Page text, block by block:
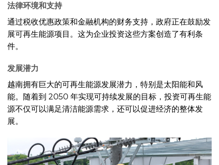
法律环境和支持
通过税收优惠政策和金融机构的财务支持，政府正在鼓励发
展可再生能源项目。这为企业投资这些方案创造了有利条
件。
发展潜力
越南拥有巨大的可再生能源发展潜力，特别是太阳能和风
能。随着到 2050 年实现可持续发展的目标，投资可再生能
源不仅可以满足清洁能源需求，还可以促进经济的整体发
展。